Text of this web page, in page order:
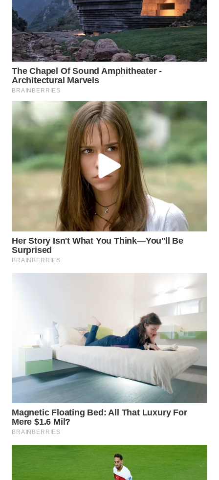
LAWAS
WN
SUMEDANG
WN
CIANJUR
KEPULAUAN
SERIBU
WN
TANGERANG
WN
CIREBON
WN
MAJALENGKA
WN
SUBANG
WN
SUKABUMI
WN
PURWAKARTA